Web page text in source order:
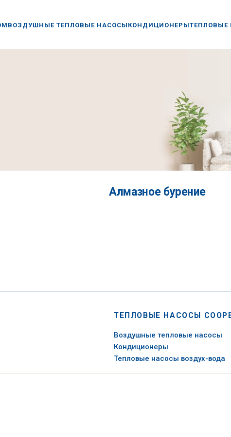
ВОЗДУШНЫЕ ТЕПЛОВЫЕ НАСОСЫ КОНДИЦИОНЕРЫТЕПЛОВЫЕ
Алмазное бурение
ТЕПЛОВЫЕ НАСОСЫ
Воздушные тепловые насосы
Кондиционеры
Тепловые насосы воздух-вода